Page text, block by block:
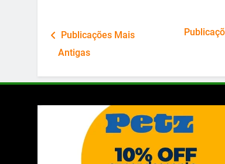
Navegação
por
posts
Publicações Mais
Antigas